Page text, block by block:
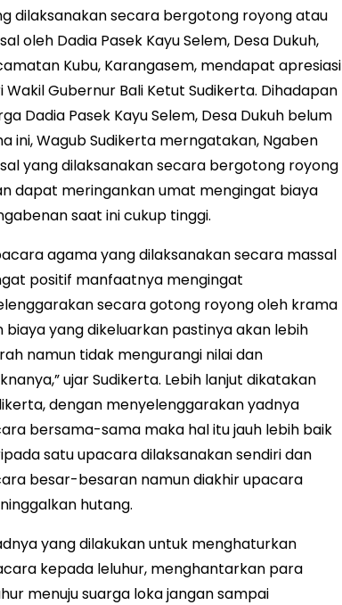
dilaksanakan secara bergotong royong atau
oleh Dadia Pasek Kayu Selem, Desa Dukuh,
Kubu, Karangasem, mendapat apresiasi
Wakil Gubernur Bali Ketut Sudikerta. Dihadapan
Dadia Pasek Kayu Selem, Desa Dukuh belum
ini, Wagub Sudikerta merngatakan, Ngaben
yang dilaksanakan secara bergotong royong
dapat meringankan umat mengingat biaya
saat ini cukup tinggi.
agama yang dilaksanakan secara massal
positif manfaatnya mengingat
secara gotong royong oleh krama
biaya yang dikeluarkan pastinya akan lebih
namun tidak mengurangi nilai dan
ujar Sudikerta. Lebih lanjut dikatakan
dengan menyelenggarakan yadnya
bersama-sama maka hal itu jauh lebih baik
satu upacara dilaksanakan sendiri dan
besar-besaran namun diakhir upacara
hutang.
yang dilakukan untuk menghaturkan
kepada leluhur, menghantarkan para
menuju suarga loka jangan sampai